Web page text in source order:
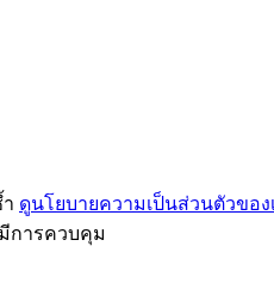
ดูนโยบายความเป็นส่วนตัวของ
การควบคุม